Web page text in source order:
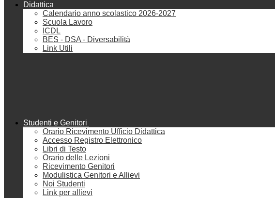
Didattica
Calendario anno scolastico 2026-2027
Scuola Lavoro
ICDL
BES - DSA - Diversabilità
Link Utili
Studenti e Genitori
Orario Ricevimento Ufficio Didattica
Accesso Registro Elettronico
Libri di Testo
Orario delle Lezioni
Ricevimento Genitori
Modulistica Genitori e Allievi
Noi Studenti
Link per allievi